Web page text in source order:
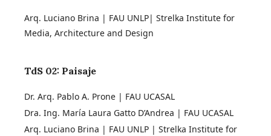
Arq. Luciano Brina | FAU UNLP| Strelka Institute for
Media, Architecture and Design
TdS 02: Paisaje
Dr. Arq. Pablo A. Prone | FAU UCASAL
Dra. Ing. María Laura Gatto D’Andrea | FAU UCASAL
Arq. Luciano Brina | FAU UNLP | Strelka Institute for